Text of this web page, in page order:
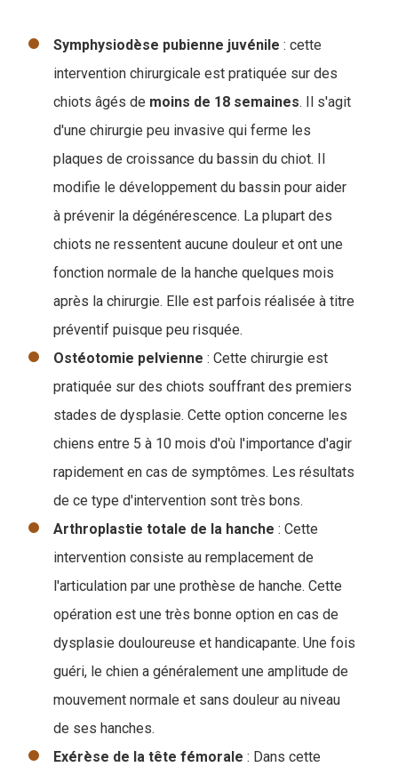
Symphysiodèse pubienne juvénile : cette
intervention chirurgicale est pratiquée sur des
chiots âgés de moins de 18 semaines. Il s'agit
d'une chirurgie peu invasive qui ferme les
plaques de croissance du bassin du chiot. Il
modifie le développement du bassin pour aider
à prévenir la dégénérescence. La plupart des
chiots ne ressentent aucune douleur et ont une
fonction normale de la hanche quelques mois
après la chirurgie. Elle est parfois réalisée à titre
préventif puisque peu risquée.
Ostéotomie pelvienne : Cette chirurgie est
pratiquée sur des chiots souffrant des premiers
stades de dysplasie. Cette option concerne les
chiens entre 5 à 10 mois d'où l'importance d'agir
rapidement en cas de symptômes. Les résultats
de ce type d'intervention sont très bons.
Arthroplastie totale de la hanche : Cette
intervention consiste au remplacement de
l'articulation par une prothèse de hanche. Cette
opération est une très bonne option en cas de
dysplasie douloureuse et handicapante. Une fois
guéri, le chien a généralement une amplitude de
mouvement normale et sans douleur au niveau
de ses hanches.
Exérèse de la tête fémorale : Dans cette